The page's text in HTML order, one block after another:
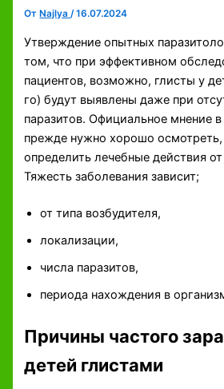
От Najlya/16.07.2024
Утверждение опытных
том, что при эффективном
пациентов, возможно, глисты у
го) будут выявлены даже при
паразитов. Официальное мнение
прежде нужно хорошо осмотреть,
определить лечебные действия
Тяжесть заболевания зависит;
от типа возбудителя,
локализации,
числа паразитов,
периода нахождения в
Причины частого
детей глистами